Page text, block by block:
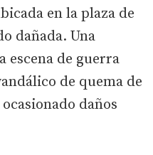
en la plaza de
dañada. Una
escena de guerra
de quema de
daños